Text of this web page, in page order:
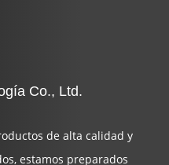
Co., Ltd.
de alta calidad y
estamos preparados